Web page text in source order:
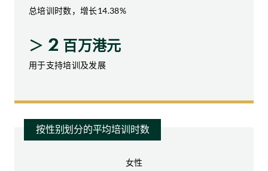
总培训时数，增长14.38%
＞ 2 百万港元
用于支持培训及发展
女性
按性别划分的平均培训时数